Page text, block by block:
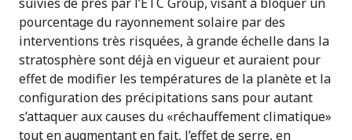
pourcentage du rayonnement solaire par des
interventions très risquées, à grande échelle dans la
stratosphère sont déjà en vigueur et auraient pour
effet de modifier les températures de la planète et la
configuration des précipitations sans pour autant
s’attaquer aux causes du «réchauffement climatique»
tout en augmentant en fait, l’effet de serre, en